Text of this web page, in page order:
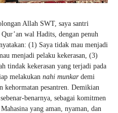
Allah SWT, saya santri
wal Hadits, dengan penuh
(1) Saya tidak mau menjadi
menjadi pelaku kekerasan, (3)
tindak kekerasan yang terjadi pada
melakukan nahi munkardemi
kehormatan pesantren. Demikian
benarnya, sebagai komitmen
yang aman, nyaman, dan